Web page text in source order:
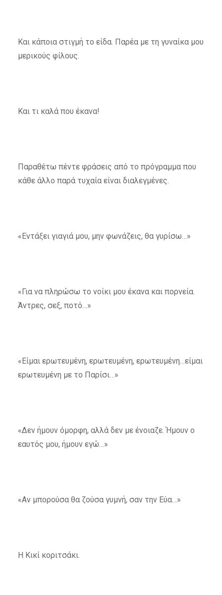
Και κάποια στιγμή το είδα. Παρέα με τη γυναίκα μου
μερικούς φίλους.
Και τι καλά που έκανα!
Παραθέτω πέντε φράσεις από το πρόγραμμα που
κάθε άλλο παρά τυχαία είναι διαλεγμένες.
«Εντάξει γιαγιά μου, μην φωνάζεις, θα γυρίσω…»
«Για να πληρώσω το νοίκι μου έκανα και πορνεία.
Άντρες, σεξ, ποτό…»
«Είμαι ερωτευμένη, ερωτευμένη, ερωτευμένη…είμαι
ερωτευμένη με το Παρίσι…»
«Δεν ήμουν όμορφη, αλλά δεν με ένοιαζε. Ήμουν ο
εαυτός μου, ήμουν εγώ…»
«Αν μπορούσα θα ζούσα γυμνή, σαν την Εύα…»
Η Κικί κοριτσάκι.